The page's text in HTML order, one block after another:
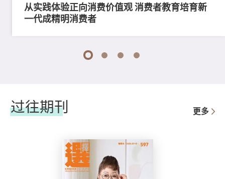
从实践体验正向消费价值观 消费者教育培育新
一代成精明消费者
1 2 3 4
过往期刊 更多